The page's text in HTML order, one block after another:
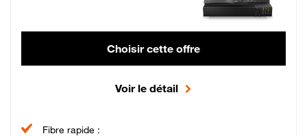
Choisir cette offre
Voir le détail
Fibre rapide :